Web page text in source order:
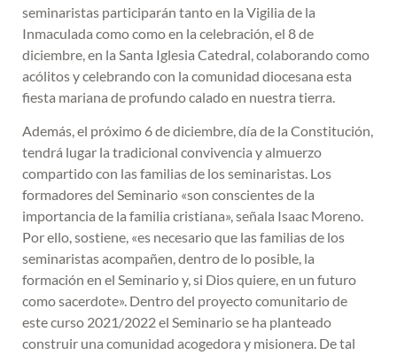
seminaristas participarán tanto en la Vigilia de la
Inmaculada como como en la celebración, el 8 de
diciembre, en la Santa Iglesia Catedral, colaborando como
acólitos y celebrando con la comunidad diocesana esta
fiesta mariana de profundo calado en nuestra tierra.
Además, el próximo 6 de diciembre, día de la Constitución,
tendrá lugar la tradicional convivencia y almuerzo
compartido con las familias de los seminaristas. Los
formadores del Seminario «son conscientes de la
importancia de la familia cristiana», señala Isaac Moreno.
Por ello, sostiene, «es necesario que las familias de los
seminaristas acompañen, dentro de lo posible, la
formación en el Seminario y, si Dios quiere, en un futuro
como sacerdote». Dentro del proyecto comunitario de
este curso 2021/2022 el Seminario se ha planteado
construir una comunidad acogedora y misionera. De tal